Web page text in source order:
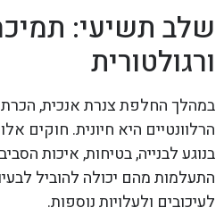
שלב תשיעי:
ורגולטורית
במהלך החלפת צנרת אנכית, הכרת
הרלוונטיים היא חיונית. חוקים
בנוגע לבנייה, בטיחות, איכות
התעלמות מהם יכולה להוביל
לעיכובים ולעלויות נוספות.